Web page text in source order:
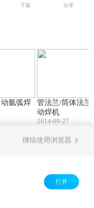
下载 分享
氩弧焊
管法兰/筒体法兰
动焊机
2014-09-27
继续使用浏览器
打开